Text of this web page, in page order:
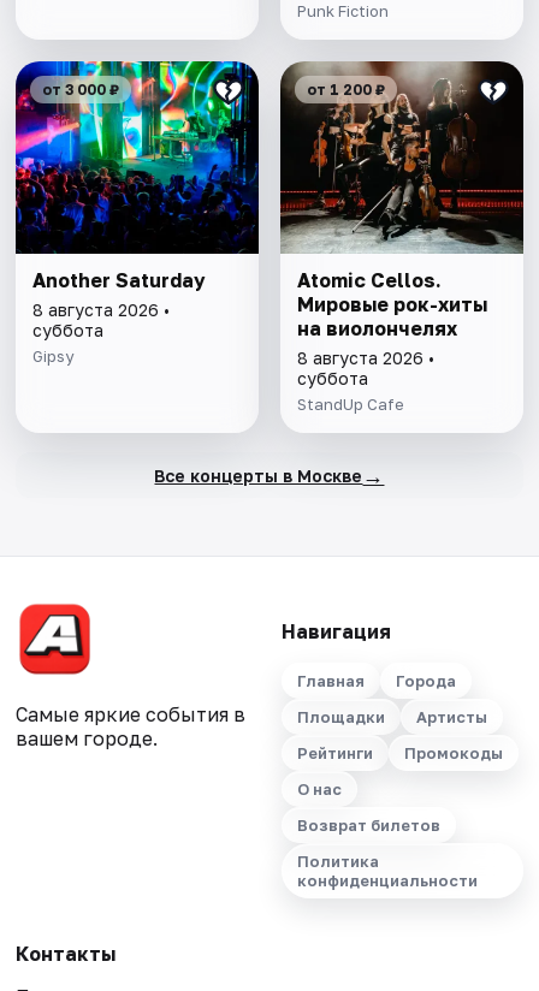
Punk Fiction
от 3 000 ₽
Another Saturday
8 августа 2026 •
суббота
Gipsy
от 1 200 ₽
Atomic Cellos.
Мировые рок-хиты
на виолончелях
8 августа 2026 •
суббота
StandUp Cafe
Все концерты в Москве →
Самые яркие события в
вашем городе.
Навигация
Главная
Города
Площадки
Артисты
Рейтинги
Промокоды
О нас
Возврат билетов
Политика
конфиденциальности
Контакты